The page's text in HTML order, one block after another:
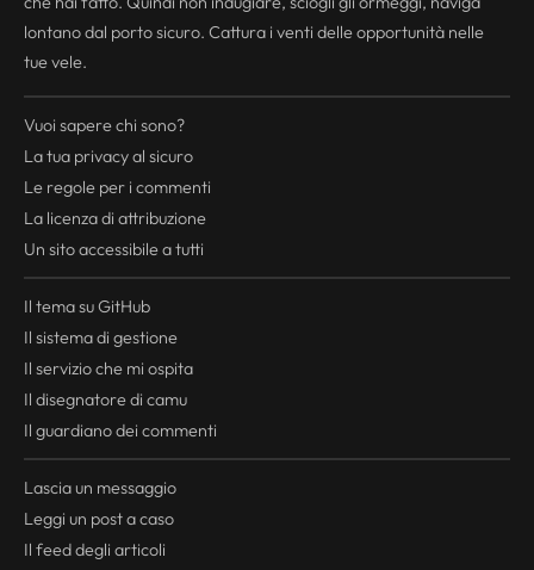
lontano dal porto sicuro. Cattura i venti delle opportunità nelle
tue vele.
Vuoi sapere chi sono?
La tua privacyal sicuro
Le regole per i commenti
La licenza di attribuzione
Un sito accessibile a tutti
Il tema su GitHub
Il sistema di gestione
Il servizio che mi ospita
Il disegnatore di camu
Il guardiano dei commenti
Lascia un messaggio
Leggi un post a caso
Il feeddegli articoli